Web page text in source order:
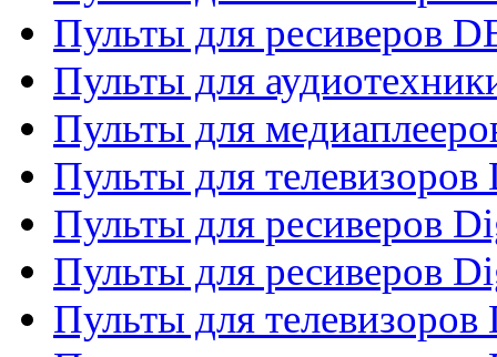
Пульты для ресиверов
Пульты для
Пульты для
Пульты для телевизоров
Пульты для ресиверов
Пульты для ресиверов
Пульты для